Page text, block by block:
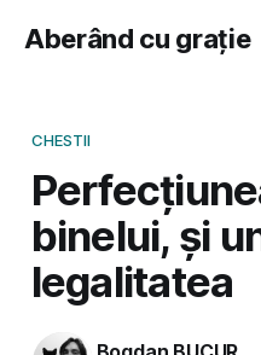
Aberând cu grație
CHESTII
binelui, și
legalitatea